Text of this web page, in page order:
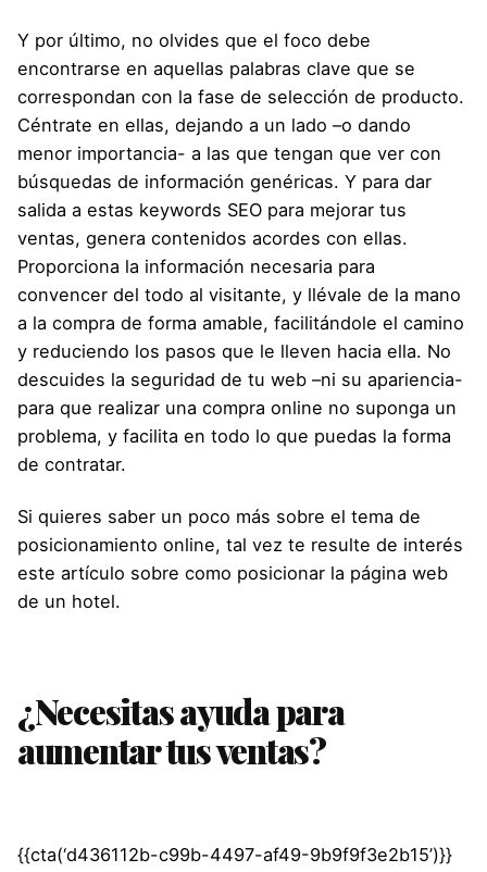
Y por último, no olvides que el foco debe
encontrarse en aquellas palabras clave que se
correspondan con la fase de selección de producto.
Céntrate en ellas, dejando a un lado –o dando
menor importancia- a las que tengan que ver con
búsquedas de información genéricas. Y para dar
salida a estas keywords SEO para mejorar tus
ventas, genera contenidos acordes con ellas.
Proporciona la información necesaria para
convencer del todo al visitante, y llévale de la mano
a la compra de forma amable, facilitándole el camino
y reduciendo los pasos que le lleven hacia ella. No
descuides la seguridad de tu web –ni su apariencia-
para que realizar una compra online no suponga un
problema, y facilita en todo lo que puedas la forma
de contratar.
Si quieres saber un poco más sobre el tema de
posicionamiento online, tal vez te resulte de interés
este artículo sobre como posicionar la página web
de un hotel.
¿Necesitas ayuda para
aumentar tus ventas?
{{cta(‘d436112b-c99b-4497-af49-9b9f9f3e2b15’)}}